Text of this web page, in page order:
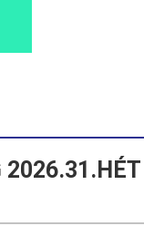
2026.31.HÉT